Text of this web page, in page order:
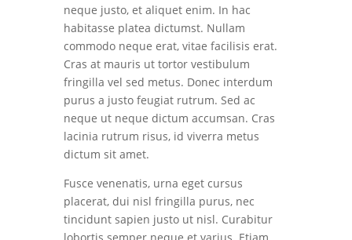
neque justo, et aliquet enim. In hac
habitasse platea dictumst. Nullam
commodo neque erat, vitae facilisis erat.
Cras at mauris ut tortor vestibulum
fringilla vel sed metus. Donec interdum
purus a justo feugiat rutrum. Sed ac
neque ut neque dictum accumsan. Cras
lacinia rutrum risus, id viverra metus
dictum sit amet.
Fusce venenatis, urna eget cursus
placerat, dui nisl fringilla purus, nec
tincidunt sapien justo ut nisl. Curabitur